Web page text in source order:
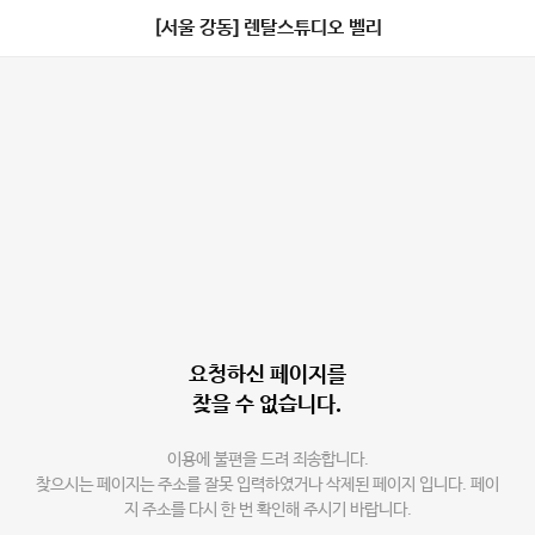
[서울 강동] 렌탈스튜디오 벨리
요청하신 페이지를
찾을 수 없습니다.
이용에 불편을 드려 죄송합니다.
찾으시는 페이지는 주소를 잘못 입력하였거나 삭제된 페이지 입니다. 페이
지 주소를 다시 한 번 확인해 주시기 바랍니다.